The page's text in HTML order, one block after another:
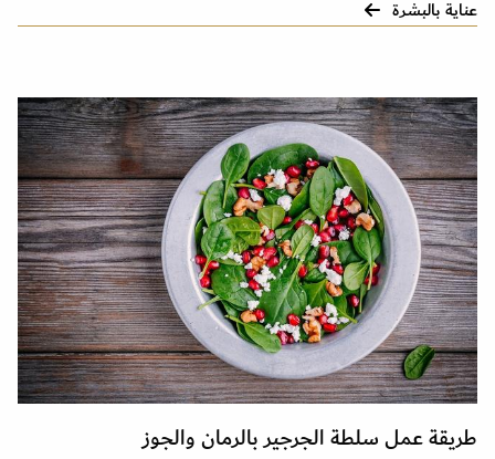
عناية بالبشرة
طريقة عمل سلطة الجرجير بالرمان والجوز